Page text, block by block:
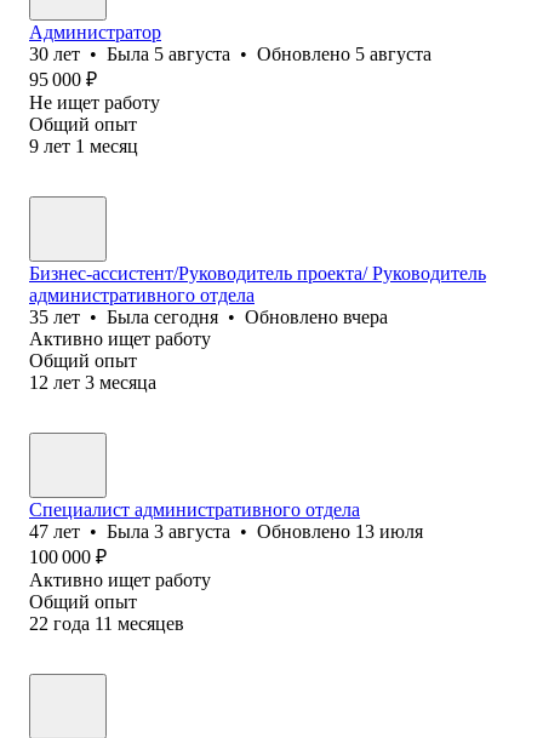
Администратор
30 лет • Была 5 августа • Обновлено 5 августа
95 000 ₽
Не ищет работу
Общий опыт
9 лет 1 месяц
Бизнес-ассистент/Руководитель проекта/ Руководитель
административного отдела
35 лет • Была сегодня • Обновлено вчера
Активно ищет работу
Общий опыт
12 лет 3 месяца
Специалист административного отдела
47 лет • Была 3 августа • Обновлено 13 июля
100 000 ₽
Активно ищет работу
Общий опыт
22 года 11 месяцев